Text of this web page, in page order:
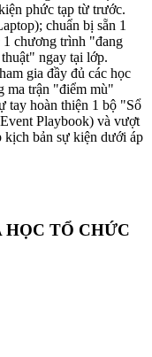
phức tạp từ trước.
chuẩn bị sẵn 1
1 chương trình "đang
ngay tại lớp.
gia đầy đủ các học
ma trận "điểm mù"
tay hoàn thiện 1 bộ "Sổ
Playbook) và vượt
kịch bản sự kiện dưới áp
TỔ CHỨC